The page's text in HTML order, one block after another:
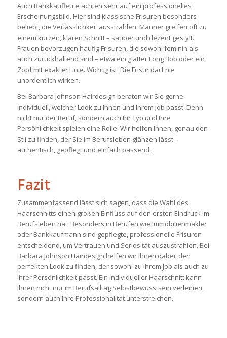
Auch Bankkaufleute achten sehr auf ein professionelles
Erscheinungsbild. Hier sind klassische Frisuren besonders
beliebt, die Verlässlichkeit ausstrahlen. Männer greifen oft zu
einem kurzen, klaren Schnitt – sauber und dezent gestylt.
Frauen bevorzugen häufig Frisuren, die sowohl feminin als
auch zurückhaltend sind – etwa ein glatter Long Bob oder ein
Zopf mit exakter Linie. Wichtig ist: Die Frisur darf nie
unordentlich wirken.
Bei Barbara Johnson Hairdesign beraten wir Sie gerne
individuell, welcher Look zu Ihnen und Ihrem Job passt. Denn
nicht nur der Beruf, sondern auch Ihr Typ und Ihre
Persönlichkeit spielen eine Rolle. Wir helfen Ihnen, genau den
Stil zu finden, der Sie im Berufsleben glänzen lässt –
authentisch, gepflegt und einfach passend.
Fazit
Zusammenfassend lässt sich sagen, dass die Wahl des
Haarschnitts einen großen Einfluss auf den ersten Eindruck im
Berufsleben hat. Besonders in Berufen wie Immobilienmakler
oder Bankkaufmann sind gepflegte, professionelle Frisuren
entscheidend, um Vertrauen und Seriosität auszustrahlen. Bei
Barbara Johnson Hairdesign helfen wir Ihnen dabei, den
perfekten Look zu finden, der sowohl zu Ihrem Job als auch zu
Ihrer Persönlichkeit passt. Ein individueller Haarschnitt kann
Ihnen nicht nur im Berufsalltag Selbstbewusstsein verleihen,
sondern auch Ihre Professionalität unterstreichen.